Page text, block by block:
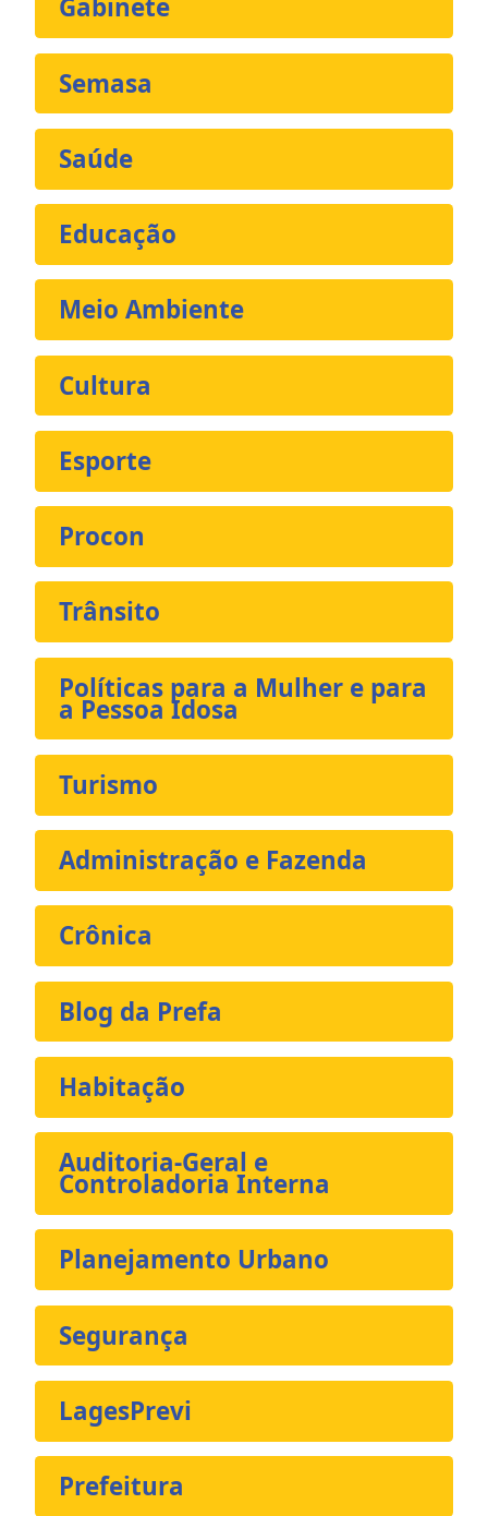
Gabinete
Semasa
Saúde
Educação
Meio Ambiente
Cultura
Esporte
Procon
Trânsito
Políticas para a Mulher e para
a Pessoa Idosa
Turismo
Administração e Fazenda
Crônica
Blog da Prefa
Habitação
Auditoria-Geral e
Controladoria Interna
Planejamento Urbano
Segurança
LagesPrevi
Prefeitura